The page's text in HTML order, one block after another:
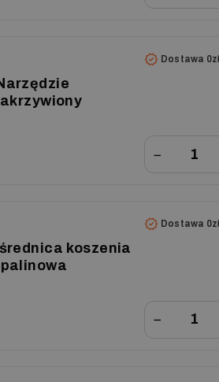
Dostawa 0zł
−
koszenia
Dostawa 0zł
−